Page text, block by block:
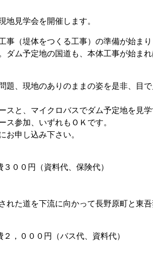
見学会を開催します。
（堤体をつくる工事）の準備が始ま
ダム予定地の国道も、本体工事が始ま
、現地のありのままの姿を是非、目
と、マイクロバスでダム予定地を見
ス参加、いずれもＯＫです。
申し込み下さい。
円（資料代、保険代）
た道を下流に向かって長野原町と東吾
０００円（バス代、資料代）